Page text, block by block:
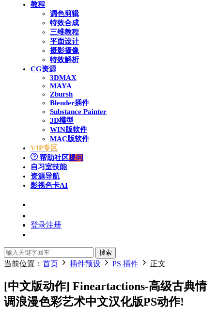
教程
调色剪辑
特效合成
三维教程
平面设计
摄影摄像
特效解析
CG资源
3DMAX
MAYA
Zbursh
Blender插件
Substance Painter
3D模型
WIN版软件
MAC版软件
VIP专区
帮助社区提问
自习室技能
资源导航
影视色卡AI
登录注册
搜索
当前位置： 首页 插件预设 PS 插件 正文
[中文版动作] Fineartactions-高级古典情
调浪漫色彩艺术中文汉化版PS动作!